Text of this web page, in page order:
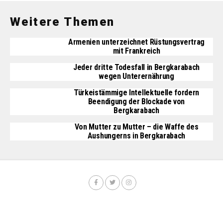
Weitere Themen
Armenien unterzeichnet Rüstungsvertrag
mit Frankreich
Jeder dritte Todesfall in Bergkarabach
wegen Unterernährung
Türkeistämmige Intellektuelle fordern
Beendigung der Blockade von
Bergkarabach
Von Mutter zu Mutter – die Waffe des
Aushungerns in Bergkarabach